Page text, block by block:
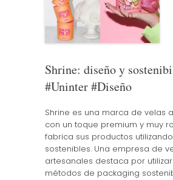
Shrine: diseño y
#Uninter #Diseño
Shrine es una marca de velas
con un toque premium y muy
fabrica sus productos
sostenibles. Una empresa de
artesanales destaca por
métodos de packaging